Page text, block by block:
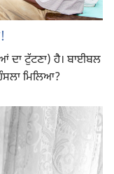
ਦਾ ਟੁੱਟਣਾ) ਹੈ। ਬਾਈਬਲ
ਮਿਲਿਆ?